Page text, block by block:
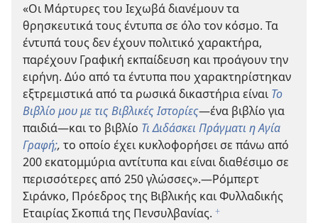
«Οι Μάρτυρες του Ιεχωβά διανέμουν τα
θρησκευτικά τους έντυπα σε όλο τον κόσμο. Τα
έντυπά τους δεν έχουν πολιτικό χαρακτήρα,
παρέχουν Γραφική εκπαίδευση και προάγουν την
ειρήνη. Δύο από τα έντυπα που χαρακτηρίστηκαν
εξτρεμιστικά από τα ρωσικά δικαστήρια είναι Το
Βιβλίο μου με τις Βιβλικές Ιστορίες—ένα βιβλίο για
παιδιά—και το βιβλίο Τι Διδάσκει Πράγματι η Αγία
Γραφή;, το οποίο έχει κυκλοφορήσει σε πάνω από
200 εκατομμύρια αντίτυπα και είναι διαθέσιμο σε
περισσότερες από 250 γλώσσες».—Ρόμπερτ
Σιράνκο, Πρόεδρος της Βιβλικής και Φυλλαδικής
Εταιρίας Σκοπιά της Πενσυλβανίας. f